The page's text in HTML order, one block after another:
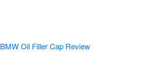
BMW Oil Filler Cap Review